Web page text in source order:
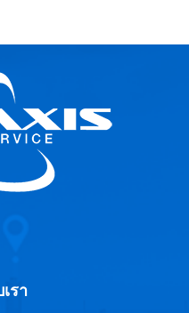
รา